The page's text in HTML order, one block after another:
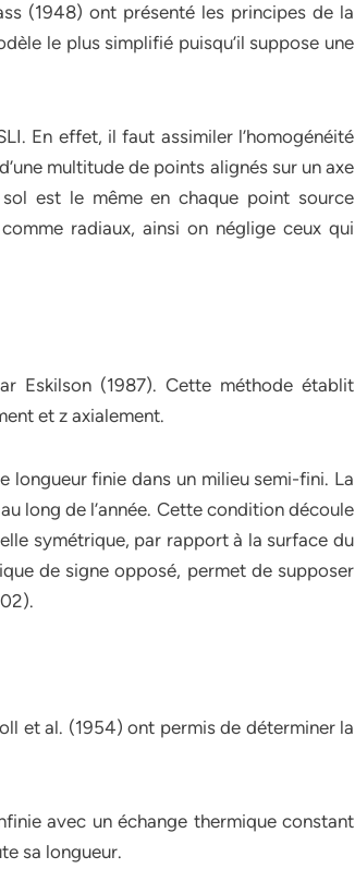
(1948) ont présenté les principes de la
le plus simplifié puisqu’il suppose une
En effet, il faut assimiler l’homogénéité
multitude de points alignés sur un axe
est le même en chaque point source
radiaux, ainsi on néglige ceux qui
Eskilson (1987). Cette méthode établit
et z axialement.
longueur finie dans un milieu semi-fini. La
long de l’année. Cette condition découle
symétrique, par rapport à la surface du
de signe opposé, permet de supposer
et al. (1954) ont permis de déterminer la
avec un échange thermique constant
sa longueur.